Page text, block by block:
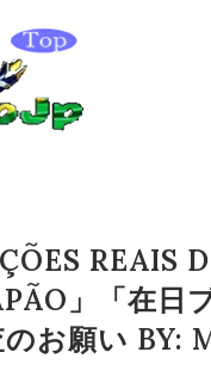
REAIS
」「在日
お願い BY: